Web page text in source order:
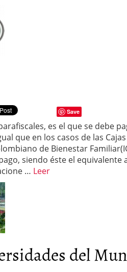
Save
es el que se debe
que en los casos de las
de Bienestar
siendo éste el equivalente
… Leer
del